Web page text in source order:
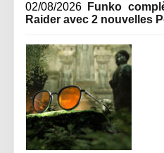
02/08/2026
Funko
Raider avec 2 nouvelles